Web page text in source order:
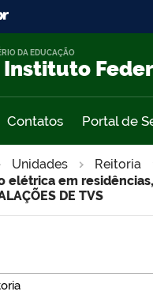
Instituto
DA EDUCAÇÃO
Contatos Portal de
Unidades Reitoria
elétrica em
DE TVS